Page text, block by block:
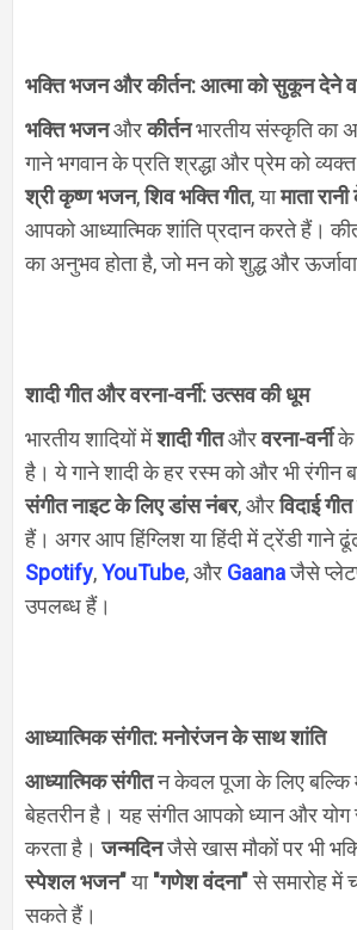
भक्ति भजन और कीर्तन: आत्मा को सुकून देने
भक्ति भजनऔरकीर्तनभारतीय संस्कृति का
गाने भगवान के प्रति श्रद्धा और प्रेम को
श्री कृष्ण भजन,शिव भक्ति गीत, यामाता
आपको आध्यात्मिक शांति प्रदान करते हैं।
का अनुभव होता है, जो मन को शुद्ध और
शादी गीत और वरना-वर्नी: उत्सव की धूम
भारतीय शादियों मेंशादी गीतऔरवरना-वर्नीके
है। ये गाने शादी के हर रस्म को और भी रंगीन
संगीत नाइट के लिए डांस नंबर, औरविदाई गीत
हैं। अगर आप हिंग्लिश या हिंदी में ट्रेंडी
Spotify,YouTube, और Gaanaजैसे
उपलब्ध हैं।
आध्यात्मिक संगीत: मनोरंजन के साथ शांति
आध्यात्मिक संगीतन केवल पूजा के लिए बल्कि
बेहतरीन है। यह संगीत आपको ध्यान और योग
करता है।जन्मदिनजैसे खास मौकों पर भी
स्पेशल भजन"या"गणेश वंदना"से समारोह में
सकते हैं।